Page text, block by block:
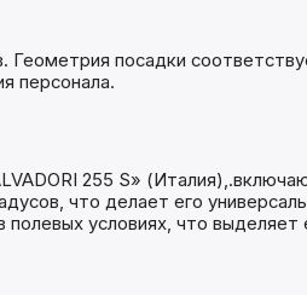
посадки
персонала.
255 S»
что делает его
условиях, что выделяет